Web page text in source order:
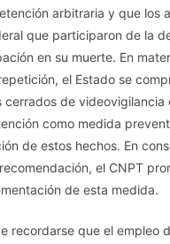
arbitraria y que los
que participaron de la
en su muerte. En
el Estado se
cerrados de videovigilancia
como medida
de estos hechos. En
el CNPT
de esta medida.
recordarse que el empleo